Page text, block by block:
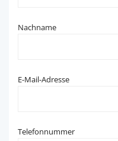
Nachname
E-Mail-Adresse
Telefonnummer